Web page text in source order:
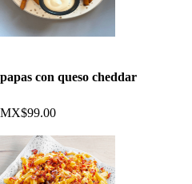
papas con queso cheddar
MX$99.00